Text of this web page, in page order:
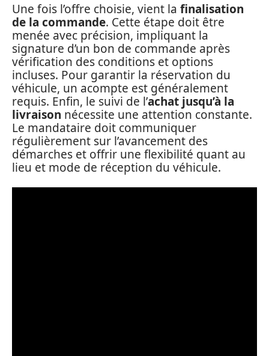
Une fois l’offre choisie, vient la finalisation
de la commande. Cette étape doit être
menée avec précision, impliquant la
signature d’un bon de commande après
vérification des conditions et options
incluses. Pour garantir la réservation du
véhicule, un acompte est généralement
requis. Enfin, le suivi de l’achat jusqu’à la
livraison nécessite une attention constante.
Le mandataire doit communiquer
régulièrement sur l’avancement des
démarches et offrir une flexibilité quant au
lieu et mode de réception du véhicule.